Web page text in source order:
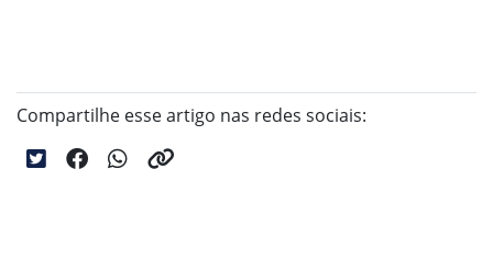
Compartilhe esse artigo nas redes sociais: